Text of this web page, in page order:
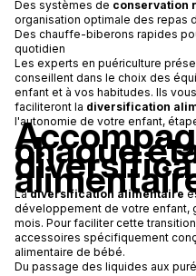
Des systèmes de conservation
organisation optimale des repas
Des chauffe-biberons rapides
quotidien
Les experts en puériculture
conseillent dans le choix des
enfant et à vos habitudes. Ils
faciliteront la diversification
l'autonomie de votre enfant,
chaque
Ladiversification alimentaire
développement de votre enfant,
mois. Pour faciliter cette
accessoires spécifiquement
alimentaire de bébé.
Du passage des liquides aux